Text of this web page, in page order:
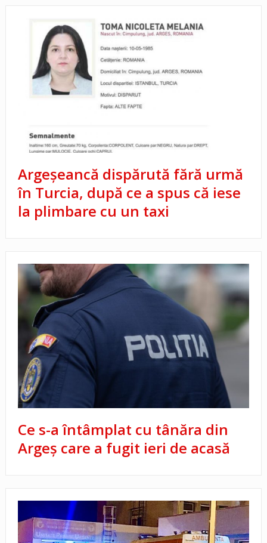
Argeșeancă dispărută fără urmă
în Turcia, după ce a spus că iese
la plimbare cu un taxi
Ce s-a întâmplat cu tânăra din
Argeș care a fugit ieri de acasă